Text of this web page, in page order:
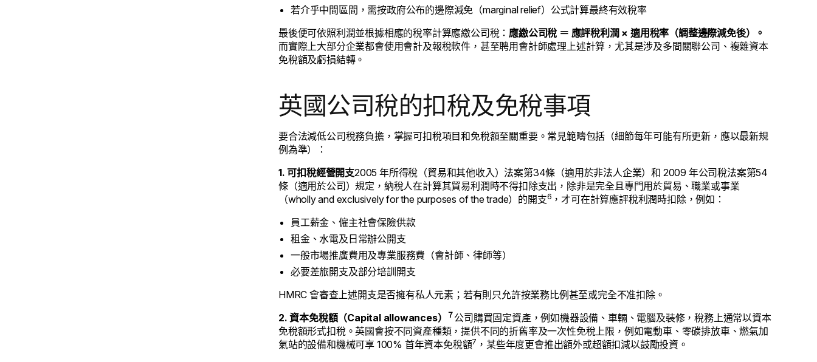
若介乎中間區間，需按政府公布的邊際減免（marginal relief）公式計算最終有效稅率
最後便可依照利潤並根據相應的稅率計算應繳公司稅： 應繳公司稅 ＝ 應評稅利潤 × 適用稅率（調整邊際減免後）。
而實際上大部分企業都會使用會計及報稅軟件，甚至聘用會計師處理上述計算，尤其是涉及多間關聯公司、複雜資本
免稅額及虧損結轉。
英國公司稅的扣稅及免稅事項
要合法減低公司稅務負擔，掌握可扣稅項目和免稅額至關重要。常見範疇包括（細節每年可能有所更新，應以最新規
例為準）：
1. 可扣稅經營開支2005 年所得稅（貿易和其他收入）法案第34條（適用於非法人企業）和 2009 年公司稅法案第54
條（適用於公司）規定，納稅人在計算其貿易利潤時不得扣除支出，除非是完全且專門用於貿易、職業或事業
（wholly and exclusively for the purposes of the trade）的開支6 ，才可在計算應評稅利潤時扣除，例如：
員工薪金、僱主社會保險供款
租金、水電及日常辦公開支
一般市場推廣費用及專業服務費（會計師、律師等）
必要差旅開支及部分培訓開支
HMRC 會審查上述開支是否擁有私人元素；若有則只允許按業務比例甚至或完全不准扣除。
2. 資本免稅額（Capital allowances）
７ 公司購買固定資產，例如機器設備、車輛、電腦及裝修，稅務上通常以資本
免稅額形式扣稅。英國會按不同資產種類，提供不同的折舊率及一次性免稅上限，例如電動車、零碳排放車、燃氣加
氣站的設備和機械可享 100% 首年資本免稅額7 ，某些年度更會推出額外或超額扣減以鼓勵投資。